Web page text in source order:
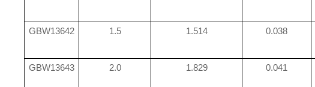
GBW13642 1.5 1.514 0.038
GBW13643 2.0 1.829 0.041